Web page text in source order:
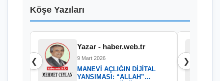
Köşe Yazıları
❮
Yazar - haber.web.tr
9 Mart 2026
MANEVİ AÇLIĞIN DİJİTAL
YANSIMASI: “ALLAH”
❯